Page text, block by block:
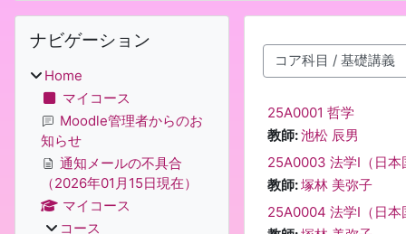
コースカテゴリ
25A0001 哲学
教師:池松 辰男
25A0003 法学Ⅰ（日本
教師:塚林 美弥子
25A0004 法学Ⅰ（日本
ブロック
ナビゲーション
Home
マイコース
Moodle管理者からのお
知らせ
通知メールの不具合
（2026年01月15日現在）
マイコース
コース